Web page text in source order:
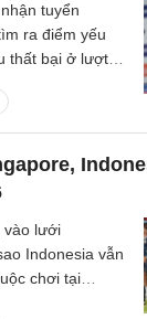
tuyển
ra điểm yếu
thất bại ở lượt
Kim Sang Sik
kết.
vào lưới
Indonesia vẫn
chơi tại